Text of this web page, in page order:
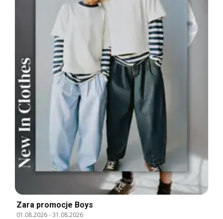
Zara promocje Boys
01.08.2026-31.08.2026